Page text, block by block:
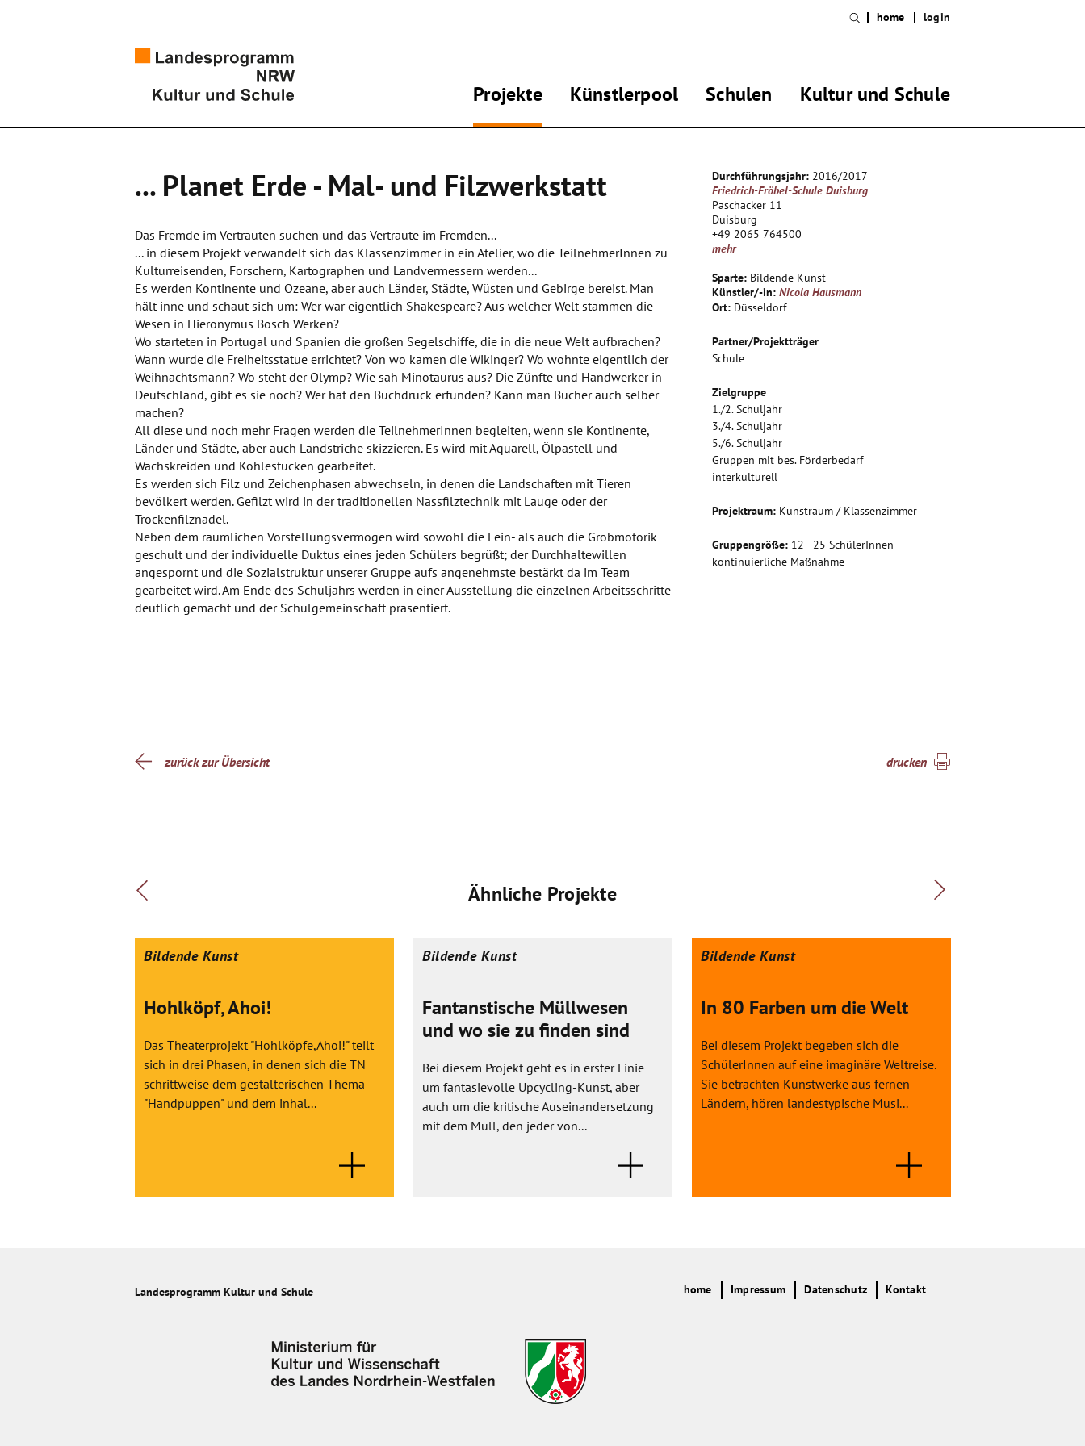
Projekte Künstlerpool Schulen Kultur und Schule
home login
... Planet Erde - Mal- und Filzwerkstatt
Das Fremde im Vertrauten suchen und das Vertraute im Fremden...
... in diesem Projekt verwandelt sich das Klassenzimmer in ein Atelier, wo die TeilnehmerInnen zu
Kulturreisenden, Forschern, Kartographen und Landvermessern werden...
Es werden Kontinente und Ozeane, aber auch Länder, Städte, Wüsten und Gebirge bereist. Man
hält inne und schaut sich um: Wer war eigentlich Shakespeare? Aus welcher Welt stammen die
Wesen in Hieronymus Bosch Werken?
Wo starteten in Portugal und Spanien die großen Segelschiffe, die in die neue Welt aufbrachen?
Wann wurde die Freiheitsstatue errichtet? Von wo kamen die Wikinger? Wo wohnte eigentlich der
Weihnachtsmann? Wo steht der Olymp? Wie sah Minotaurus aus? Die Zünfte und Handwerker in
Deutschland, gibt es sie noch? Wer hat den Buchdruck erfunden? Kann man Bücher auch selber
machen?
All diese und noch mehr Fragen werden die TeilnehmerInnen begleiten, wenn sie Kontinente,
Länder und Städte, aber auch Landstriche skizzieren. Es wird mit Aquarell, Ölpastell und
Wachskreiden und Kohlestücken gearbeitet.
Es werden sich Filz und Zeichenphasen abwechseln, in denen die Landschaften mit Tieren
bevölkert werden. Gefilzt wird in der traditionellen Nassfilztechnik mit Lauge oder der
Trockenfilznadel.
Neben dem räumlichen Vorstellungsvermögen wird sowohl die Fein- als auch die Grobmotorik
geschult und der individuelle Duktus eines jeden Schülers begrüßt; der Durchhaltewillen
angespornt und die Sozialstruktur unserer Gruppe aufs angenehmste bestärkt da im Team
gearbeitet wird. Am Ende des Schuljahrs werden in einer Ausstellung die einzelnen Arbeitsschritte
deutlich gemacht und der Schulgemeinschaft präsentiert.
Durchführungsjahr: 2016/2017
Friedrich-Fröbel-Schule Duisburg
Paschacker 11
Duisburg
+49 2065 764500
mehr
Sparte: Bildende Kunst
Künstler/-in: Nicola Hausmann
Ort: Düsseldorf
Partner/Projektträger
Schule
Zielgruppe
1./2. Schuljahr
3./4. Schuljahr
5./6. Schuljahr
Gruppen mit bes. Förderbedarf
interkulturell
Projektraum: Kunstraum / Klassenzimmer
Gruppengröße: 12 - 25 SchülerInnen
kontinuierliche Maßnahme
zurück zur Übersicht drucken
Ähnliche Projekte
Bildende Kunst
Hohlköpf, Ahoi!
Das Theaterprojekt "Hohlköpfe,Ahoi!" teilt
sich in drei Phasen, in denen sich die TN
schrittweise dem gestalterischen Thema
"Handpuppen" und dem inhal...
Bildende Kunst
Fantanstische Müllwesen
und wo sie zu finden sind
Bei diesem Projekt geht es in erster Linie
um fantasievolle Upcycling-Kunst, aber
auch um die kritische Auseinandersetzung
mit dem Müll, den jeder von...
Bildende Kunst
In 80 Farben um die Welt
Bei diesem Projekt begeben sich die
SchülerInnen auf eine imaginäre Weltreise.
Sie betrachten Kunstwerke aus fernen
Ländern, hören landestypische Musi...
Landesprogramm Kultur und Schule home Impressum Datenschutz Kontakt